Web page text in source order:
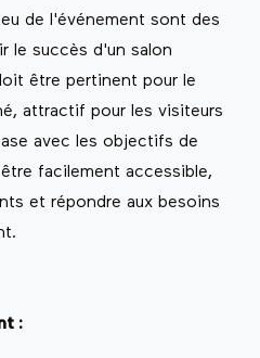
de l'événement sont des
le succès d'un salon
être pertinent pour le
attractif pour les visiteurs
avec les objectifs de
facilement accessible,
et répondre aux besoins
: